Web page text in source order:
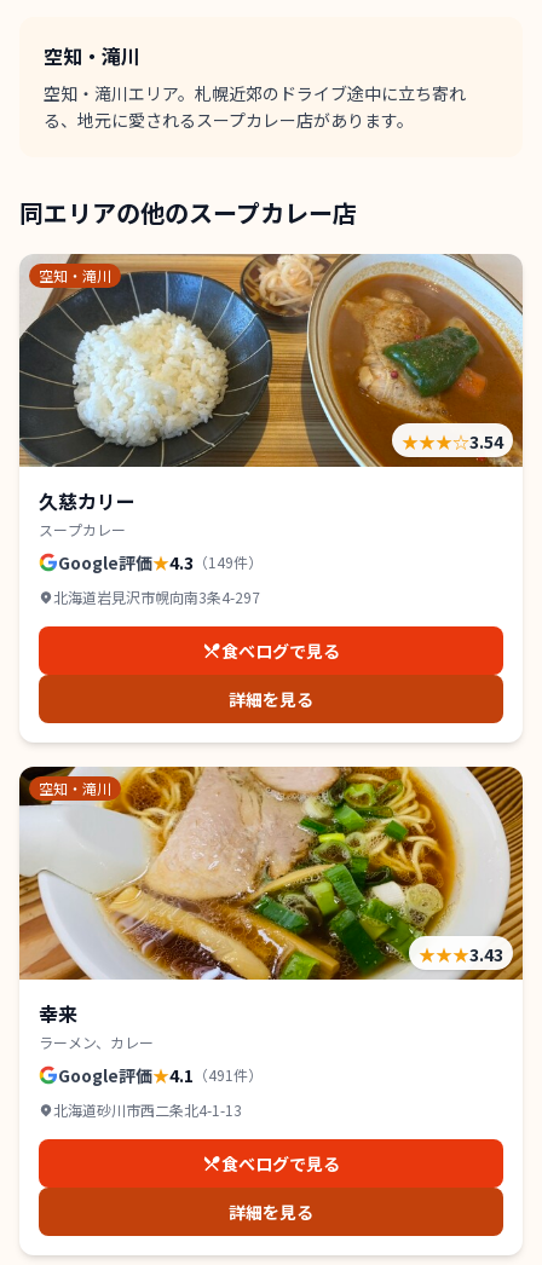
空知・滝川
空知・滝川エリア。札幌近郊のドライブ途中に立ち寄れ
る、地元に愛されるスープカレー店があります。
同エリアの他のスープカレー店
空知・滝川
★★★☆3.54
久慈カリー
スープカレー
Google評価★4.3 （149件）
北海道岩見沢市幌向南3条4-297
食べログで見る
詳細を見る
空知・滝川
★★★3.43
幸来
ラーメン、カレー
Google評価★4.1 （491件）
北海道砂川市西二条北4-1-13
食べログで見る
詳細を見る